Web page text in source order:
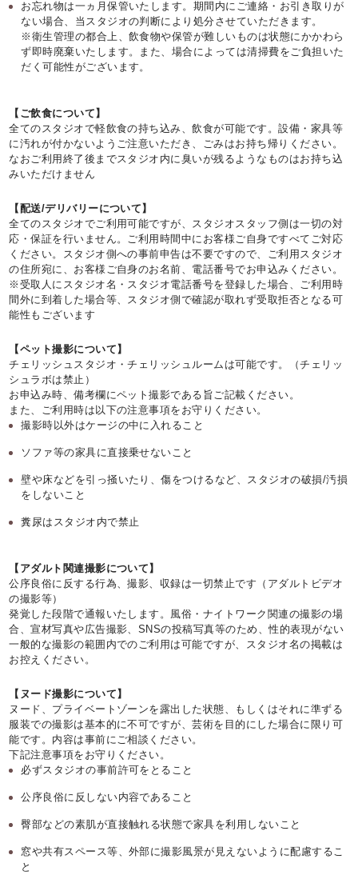
お忘れ物は一ヵ月保管いたします。期間内にご連絡・お引き取りが
ない場合、当スタジオの判断により処分させていただきます。
※衛生管理の都合上、飲食物や保管が難しいものは状態にかかわら
ず即時廃棄いたします。また、場合によっては清掃費をご負担いた
だく可能性がございます。
【ご飲食について】
全てのスタジオで軽飲食の持ち込み、飲食が可能です。設備・家具等
に汚れが付かないようご注意いただき、ごみはお持ち帰りください。
なおご利用終了後までスタジオ内に臭いが残るようなものはお持ち込
みいただけません
【配送/デリバリーについて】
全てのスタジオでご利用可能ですが、スタジオスタッフ側は一切の対
応・保証を行いません。ご利用時間中にお客様ご自身ですべてご対応
ください。スタジオ側への事前申告は不要ですので、ご利用スタジオ
の住所宛に、お客様ご自身のお名前、電話番号でお申込みください。
※受取人にスタジオ名・スタジオ電話番号を登録した場合、ご利用時
間外に到着した場合等、スタジオ側で確認が取れず受取拒否となる可
能性もございます
【ペット撮影について】
チェリッシュスタジオ・チェリッシュルームは可能です。（チェリッ
シュラボは禁止）
お申込み時、備考欄にペット撮影である旨ご記載ください。
また、ご利用時は以下の注意事項をお守りください。
撮影時以外はケージの中に入れること
ソファ等の家具に直接乗せないこと
壁や床などを引っ掻いたり、傷をつけるなど、スタジオの破損/汚損
をしないこと
糞尿はスタジオ内で禁止
【アダルト関連撮影について】
公序良俗に反する行為、撮影、収録は一切禁止です（アダルトビデオ
の撮影等）
発覚した段階で通報いたします。風俗・ナイトワーク関連の撮影の場
合、宣材写真や広告撮影、SNSの投稿写真等のため、性的表現がない
一般的な撮影の範囲内でのご利用は可能ですが、スタジオ名の掲載は
お控えください。
【ヌード撮影について】
ヌード、プライベートゾーンを露出した状態、もしくはそれに準ずる
服装での撮影は基本的に不可ですが、芸術を目的にした場合に限り可
能です。内容は事前にご相談ください。
下記注意事項をお守りください。
必ずスタジオの事前許可をとること
公序良俗に反しない内容であること
臀部などの素肌が直接触れる状態で家具を利用しないこと
窓や共有スペース等、外部に撮影風景が見えないように配慮するこ
と